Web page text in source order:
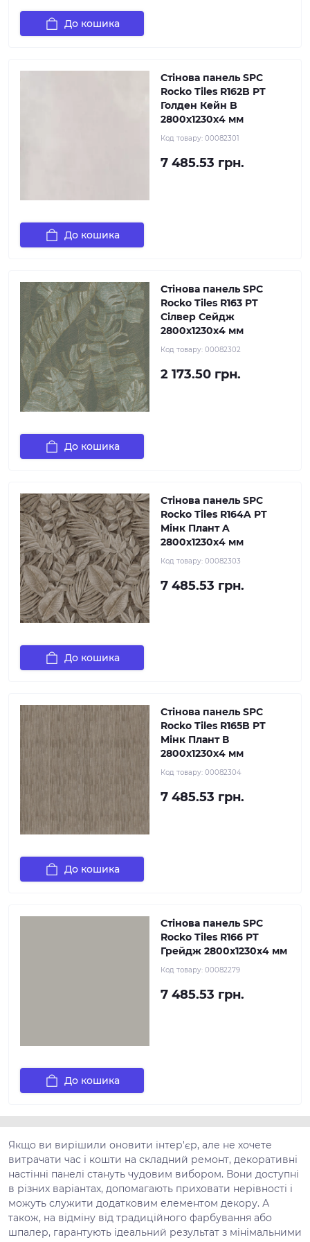
До кошика
Стінова панель SPC
Rocko Tiles R162B PT
Голден Кейн B
2800х1230х4 мм
Код товару: 00082301
7 485.53 грн.
До кошика
Стінова панель SPC
Rocko Tiles R163 PT
Сілвер Сейдж
2800х1230х4 мм
Код товару: 00082302
2 173.50 грн.
До кошика
Стінова панель SPC
Rocko Tiles R164A PT
Mінк Плант A
2800х1230х4 мм
Код товару: 00082303
7 485.53 грн.
До кошика
Стінова панель SPC
Rocko Tiles R165B PT
Mінк Плант В
2800х1230х4 мм
Код товару: 00082304
7 485.53 грн.
До кошика
Стінова панель SPC
Rocko Tiles R166 PT
Грейдж 2800х1230х4 мм
Код товару: 00082279
7 485.53 грн.
До кошика
Якщо ви вирішили оновити інтер'єр, але не хочете
витрачати час і кошти на складний ремонт, декоративні
настінні панелі стануть чудовим вибором. Вони доступні
в різних варіантах, допомагають приховати нерівності і
можуть служити додатковим елементом декору. А
також, на відміну від традиційного фарбування або
шпалер, гарантують ідеальний результат з мінімальними